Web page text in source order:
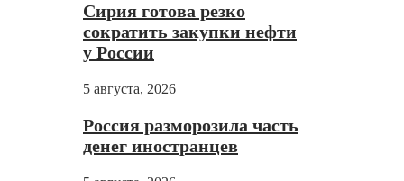
Сирия готова резко
сократить закупки нефти
у России
5 августа, 2026
Россия разморозила часть
денег иностранцев